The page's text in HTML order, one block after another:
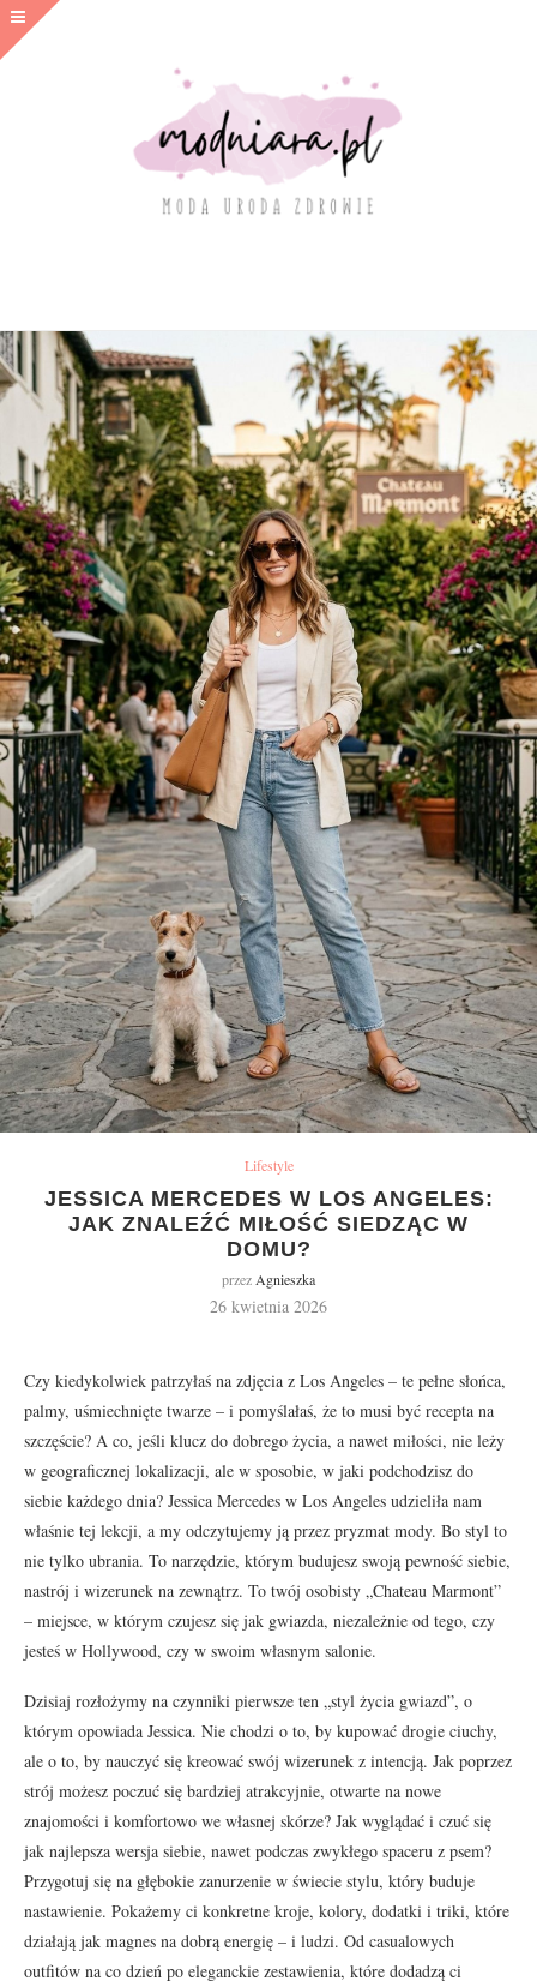
Lifestyle
JESSICA MERCEDES W LOS ANGELES:
JAK ZNALEŹĆ MIŁOŚĆ SIEDZĄC W
DOMU?
przez Agnieszka
26 kwietnia 2026
Czy kiedykolwiek patrzyłaś na zdjęcia z Los Angeles – te pełne słońca,
palmy, uśmiechnięte twarze – i pomyślałaś, że to musi być recepta na
szczęście? A co, jeśli klucz do dobrego życia, a nawet miłości, nie leży
w geograficznej lokalizacji, ale w sposobie, w jaki podchodzisz do
siebie każdego dnia? Jessica Mercedes w Los Angeles udzieliła nam
właśnie tej lekcji, a my odczytujemy ją przez pryzmat mody. Bo styl to
nie tylko ubrania. To narzędzie, którym budujesz swoją pewność siebie,
nastrój i wizerunek na zewnątrz. To twój osobisty „Chateau Marmont”
– miejsce, w którym czujesz się jak gwiazda, niezależnie od tego, czy
jesteś w Hollywood, czy w swoim własnym salonie.
Dzisiaj rozłożymy na czynniki pierwsze ten „styl życia gwiazd”, o
którym opowiada Jessica. Nie chodzi o to, by kupować drogie ciuchy,
ale o to, by nauczyć się kreować swój wizerunek z intencją. Jak poprzez
strój możesz poczuć się bardziej atrakcyjnie, otwarte na nowe
znajomości i komfortowo we własnej skórze? Jak wyglądać i czuć się
jak najlepsza wersja siebie, nawet podczas zwykłego spaceru z psem?
Przygotuj się na głębokie zanurzenie w świecie stylu, który buduje
nastawienie. Pokażemy ci konkretne kroje, kolory, dodatki i triki, które
działają jak magnes na dobrą energię – i ludzi. Od casualowych
outfitów na co dzień po eleganckie zestawienia, które dodadzą ci